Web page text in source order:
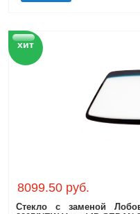
хит
8099.50 руб.
Стекло с заменой